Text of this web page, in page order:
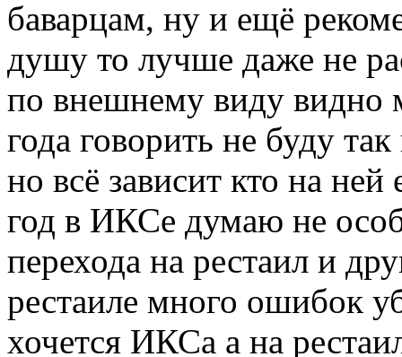
баварцам, ну и ещё
душу то лучше даже не
по внешнему виду видно
года говорить не буду
но всё зависит кто на
год в ИКСе думаю не
перехода на рестаил и
рестаиле много ошибок
хочется ИКСа а на